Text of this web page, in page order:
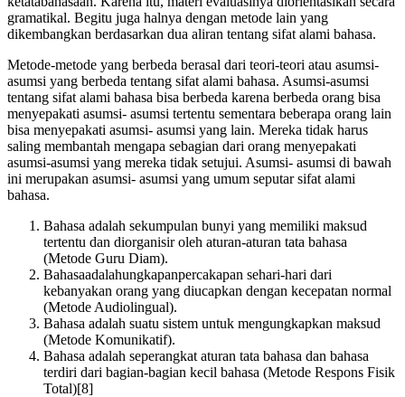
gramatikal. Begitu juga halnya dengan metode lain yang
dikembangkan berdasarkan dua aliran tentang sifat alami bahasa.
Metode-metode yang berbeda berasal dari teori-teori atau asumsi-
asumsi yang berbeda tentang sifat alami bahasa. Asumsi-asumsi
tentang sifat alami bahasa bisa berbeda karena berbeda orang bisa
menyepakati asumsi- asumsi tertentu sementara beberapa orang lain
bisa menyepakati asumsi- asumsi yang lain. Mereka tidak harus
saling membantah mengapa sebagian dari orang menyepakati
asumsi-asumsi yang mereka tidak setujui. Asumsi- asumsi di bawah
ini merupakan asumsi- asumsi yang umum seputar sifat alami
bahasa.
Bahasa adalah sekumpulan bunyi yang memiliki maksud
tertentu dan diorganisir oleh aturan-aturan tata bahasa
(Metode Guru Diam).
Bahasaadalahungkapanpercakapan sehari-hari dari
kebanyakan orang yang diucapkan dengan kecepatan normal
(Metode Audiolingual).
Bahasa adalah suatu sistem untuk mengungkapkan maksud
(Metode Komunikatif).
Bahasa adalah seperangkat aturan tata bahasa dan bahasa
terdiri dari bagian-bagian kecil bahasa (Metode Respons Fisik
Total)[8]